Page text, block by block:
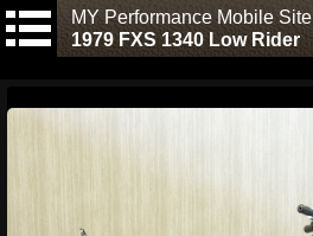
MY Performance Mobile Site
1979 FXS 1340 Low Rider